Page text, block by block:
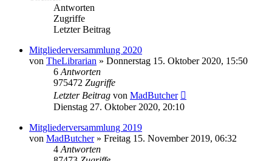
Antworten
Zugriffe
Letzter Beitrag
Mitgliederversammlung 2020
von TheLibrarian » Donnerstag 15. Oktober 2020, 15:50
6 Antworten
975472 Zugriffe
Letzter Beitrag von MadButcher
Dienstag 27. Oktober 2020, 20:10
Mitgliederversammlung 2019
von MadButcher» Freitag 15. November 2019, 06:32
4 Antworten